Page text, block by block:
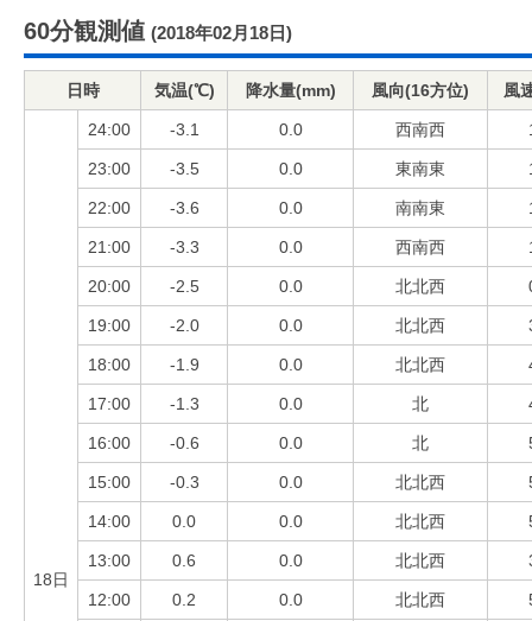
60分観測値 (2018年02月18日)
日時 気温(℃) 降水量(mm) 風向(16方位) 風
18日
24:00 -3.1 0.0 西南西
23:00 -3.5 0.0 東南東
22:00 -3.6 0.0 南南東
21:00 -3.3 0.0 西南西
20:00 -2.5 0.0 北北西
19:00 -2.0 0.0 北北西
18:00 -1.9 0.0 北北西
17:00 -1.3 0.0 北
16:00 -0.6 0.0 北
15:00 -0.3 0.0 北北西
14:00 0.0 0.0 北北西
13:00 0.6 0.0 北北西
12:00 0.2 0.0 北北西